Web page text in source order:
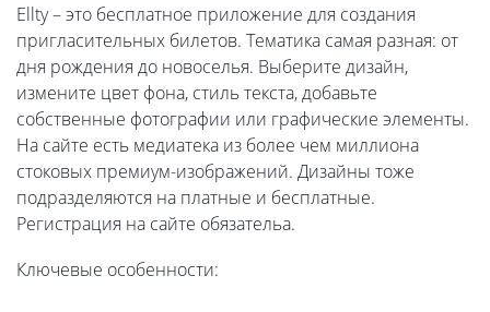
Ellty – это бесплатное приложение для создания
пригласительных билетов. Тематика самая разная: от
дня рождения до новоселья. Выберите дизайн,
измените цвет фона, стиль текста, добавьте
собственные фотографии или графические элементы.
На сайте есть медиатека из более чем миллиона
стоковых премиум-изображений. Дизайны тоже
подразделяются на платные и бесплатные.
Регистрация на сайте обязательа.
Ключевые особенности: